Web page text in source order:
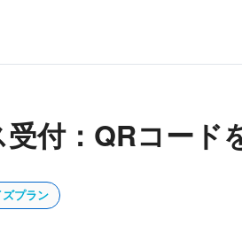
付：QRコード
プラン